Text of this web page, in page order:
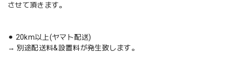
させて頂きます。
⚫︎ 20km以上(ヤマト配送)
→ 別途配送料&設置料が発生致します。